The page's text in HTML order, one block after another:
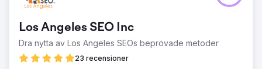
Los Angeles SEO Inc
Dra nytta av Los Angeles SEOs beprövade metoder
23 recensioner